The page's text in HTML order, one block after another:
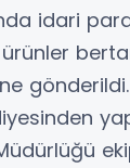
idari
ürünler
gönderildi.